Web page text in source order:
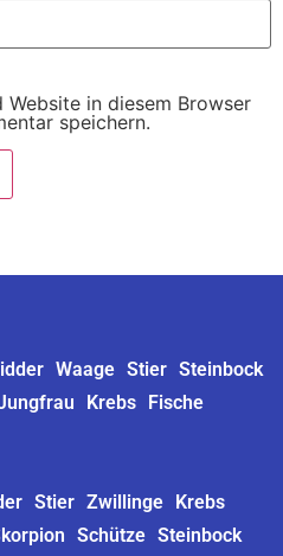
Website in diesem Browser
speichern.
Waage Stier Steinbock
Krebs Fische
Stier Zwillinge Krebs
Schütze Steinbock